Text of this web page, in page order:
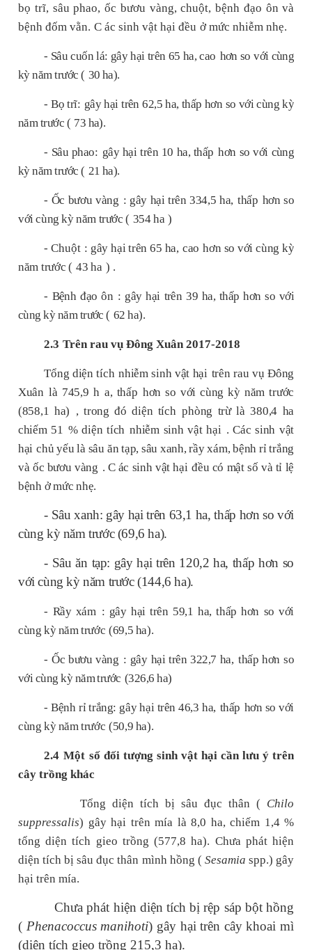
bọ trĩ, sâu phao, ốc bươu vàng, chuột, bệnh đạo ôn và
bệnh đốm vằn. C ác sinh vật hại đều ở mức nhiễm nhẹ.
- Sâu cuốn lá: gây hại trên 65 ha,cao hơn so với cùng
kỳ năm trước ( 30 ha).
- Bọ trĩ: gây hại trên62,5ha, thấp hơn so với cùng kỳ
năm trước ( 73 ha).
- Sâu phao: gây hại trên 10 ha, thấp hơn so với cùng
kỳ năm trước ( 21 ha).
- Ốc bươu vàng : gây hại trên334,5ha, thấp hơn so
với cùng kỳ năm trước ( 354 ha )
-Chuột : gây hại trên65 ha, cao hơn so với cùng kỳ
năm trước ( 43 ha ) .
- Bệnh đạo ôn : gây hại trên39 ha, thấphơn so với
cùng kỳ năm trước ( 62ha).
2.3 Trên rauvụ Đông Xuân 2017-2018
Tổng diện tích nhiễmsinh vật hại trên rauvụ Đông
Xuân là 745,9 h a, thấp hơn so với cùng kỳ năm trước
(858,1 ha) , trong đódiện tích phòng trừ là380,4 ha
chiếm 51 %diện tích nhiễm sinh vật hại . Cácsinh vật
hại chủ yếu là sâu ăn tạp, sâu xanh, rầy xám, bệnh rỉ trắng
và ốc bươu vàng . C ác sinh vật hại đều có mật số và tỉ lệ
bệnh ở mức nhẹ.
- Sâu xanh: gây hại trên 63,1 ha, thấp hơn so với
cùng kỳ năm trước (69,6 ha).
- Sâu ăn tạp: gây hại trên 120,2 ha, thấp hơn so
với cùng kỳ năm trước (144,6 ha).
- Rầy xám : gây hại trên 59,1ha,thấphơn so với
cùng kỳ nămtrước (69,5 ha).
-Ốc bươu vàng : gây hại trên322,7ha, thấphơn so
với cùng kỳ năm trước (326,6 ha)
- Bệnh rỉ trắng: gây hại trên46,3 ha, thấp hơn so với
cùng kỳ năm trước (50,9 ha).
2.4 Một số đối tượng sinh vật hại cần lưu ý trên
cây trồng khác
Tổng diện tích bị sâu đục thân ( Chilo
suppressalis) gây hại trên mía là 8,0 ha, chiếm 1,4 %
tổng diện tích gieo trồng (577,8 ha). Chưa phát hiện
diện tích bị sâu đục thân mình hồng ( Sesamia spp.) gây
hại trên mía.
Chưa phát hiện diện tích bị rệp sáp bột hồng
( Phenacoccus manihoti) gây hại trên cây khoai mì
(diện tích gieo trồng 215,3 ha).